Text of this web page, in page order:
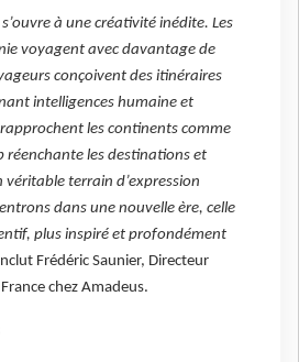
à une créativité inédite. Les
voyagent avec davantage de
conçoivent des itinéraires
intelligences humaine et
les continents comme
réenchante les destinations et
véritable terrain d’expression
dans une nouvelle ère, celle
plus inspiré et profondément
Frédéric Saunier, Directeur
chez Amadeus.